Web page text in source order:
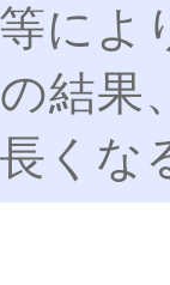
に
結
くな